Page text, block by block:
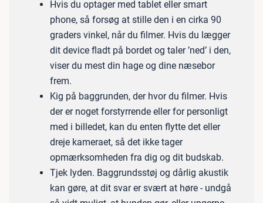
Hvis du optager med tablet eller smart
phone, så forsøg at stille den i en cirka 90
graders vinkel, når du filmer. Hvis du lægger
dit device fladt på bordet og taler ’ned’ i den,
viser du mest din hage og dine næsebor
frem.
Kig på baggrunden, der hvor du filmer. Hvis
der er noget forstyrrende eller for personligt
med i billedet, kan du enten flytte det eller
dreje kameraet, så det ikke tager
opmærksomheden fra dig og dit budskab.
Tjek lyden. Baggrundsstøj og dårlig akustik
kan gøre, at dit svar er svært at høre - undgå